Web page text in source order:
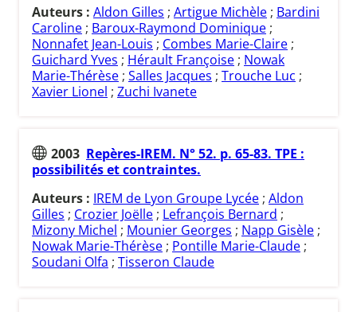
Auteurs : Aldon Gilles ; Artigue Michèle; Bardini
Caroline; Baroux-Raymond Dominique;
Nonnafet Jean-Louis ; Combes Marie-Claire;
Guichard Yves ; Hérault Françoise; Nowak
Marie-Thérèse; Salles Jacques ; Trouche Luc ;
Xavier Lionel ; Zuchi Ivanete
2003 Repères-IREM. N° 52. p. 65-83. TPE :
possibilités et contraintes.
Auteurs : IREM de Lyon Groupe Lycée ; Aldon
Gilles ; Crozier Joëlle ; Lefrançois Bernard ;
Mizony Michel ; Mounier Georges ; Napp Gisèle ;
Nowak Marie-Thérèse ; Pontille Marie-Claude ;
Soudani Olfa ; Tisseron Claude